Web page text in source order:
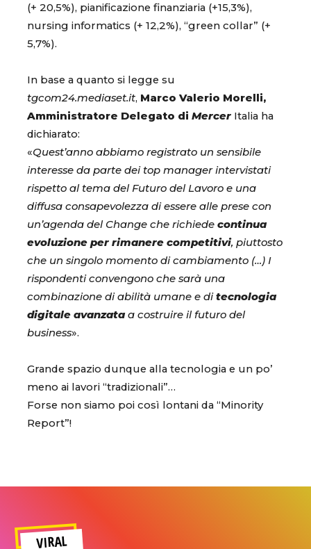
(+ 20,5%), pianificazione finanziaria (+15,3%),
nursing informatics (+ 12,2%), “green collar” (+
5,7%).
In base a quanto si legge su
tgcom24.mediaset.it, Marco Valerio Morelli,
Amministratore Delegato di Mercer Italia ha
dichiarato:
«Quest’anno abbiamo registrato un sensibile
interesse da parte dei top manager intervistati
rispetto al tema del Futuro del Lavoro e una
diffusa consapevolezza di essere alle prese con
un’agenda del Change che richiede continua
evoluzione per rimanere competitivi, piuttosto
che un singolo momento di cambiamento (…) I
rispondenti convengono che sarà una
combinazione di abilità umane e ditecnologia
digitale avanzataa costruire il futuro del
business».
Grande spazio dunque alla tecnologia e un po’
meno ai lavori “tradizionali”…
Forse non siamo poi così lontani da “Minority
Report”!
VIRAL